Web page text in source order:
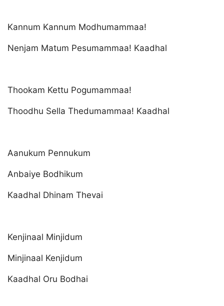
Kannum Kannum Modhumammaa!
Nenjam Matum Pesumammaa! Kaadhal
Thookam Kettu Pogumammaa!
Thoodhu Sella Thedumammaa! Kaadhal
Aanukum Pennukum
Anbaiye Bodhikum
Kaadhal Dhinam Thevai
Kenjinaal Minjidum
Minjinaal Kenjidum
Kaadhal Oru Bodhai